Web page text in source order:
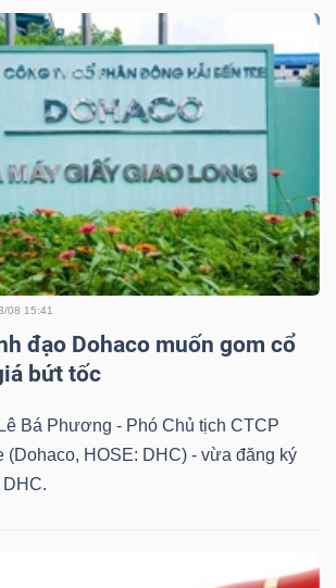
08 15:41
đạo Dohaco muốn gom cổ
bứt tốc
Bá Phương - Phó Chủ tịch CTCP
(Dohaco, HOSE: DHC) - vừa đăng ký
DHC.